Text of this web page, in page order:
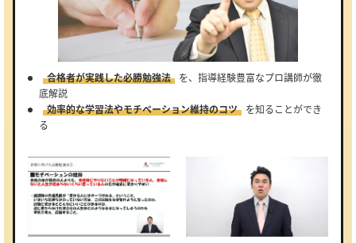
合格者が実践した必勝勉強法
を、指導経験豊富なプロ講師が徹
底解説
効率的な学習法やモチベーション維持のコツ
を知ることができ
る